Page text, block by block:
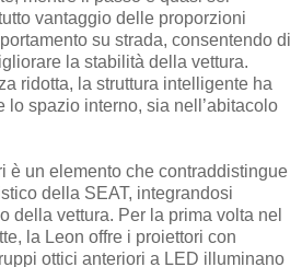
vantaggio delle proporzioni
su strada, consentendo di
la stabilità della vettura.
ridotta, la struttura intelligente ha
lo spazio interno, sia nell’abitacolo
è un elemento che contraddistingue
della SEAT, integrandosi
della vettura. Per la prima volta nel
la Leon offre i proiettori con
ottici anteriori a LED illuminano